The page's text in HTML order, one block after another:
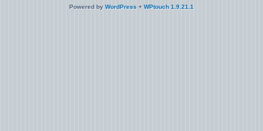
Powered by WordPress + WPtouch 1.9.21.1